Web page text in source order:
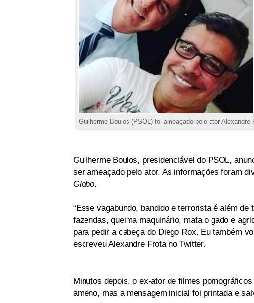
Guilherme Boulos (PSOL) foi ameaçado pelo ator Alexandre
Guilherme Boulos, presidenciável do PSOL,
ser ameaçado pelo ator. As informações foram
Globo.
“Esse vagabundo, bandido e terrorista é além
fazendas, queima maquinário, mata o gado e
para pedir a cabeça do Diego Rox. Eu também
escreveu Alexandre Frota no Twitter.
Minutos depois, o ex-ator de filmes
ameno, mas a mensagem inicial foi printada e